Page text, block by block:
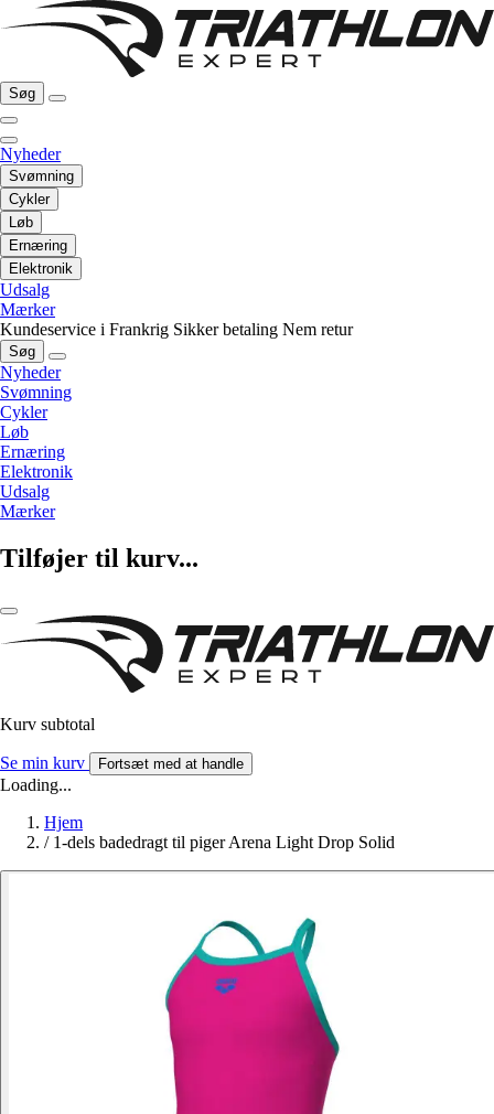
Søg
Nyheder
Svømning
Cykler
Løb
Ernæring
Elektronik
Udsalg
Mærker
Kundeservice i Frankrig Sikker betaling Nem retur
Søg
Nyheder
Svømning
Cykler
Løb
Ernæring
Elektronik
Udsalg
Mærker
Tilføjer til kurv...
Kurv subtotal
Se min kurv Fortsæt med at handle
Loading...
Hjem
/ 1-dels badedragt til piger Arena Light Drop Solid